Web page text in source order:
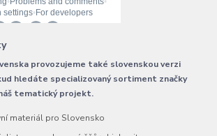
provozujeme také slovenskou verzi
hledáte specializovaný sortiment značky
tematický projekt.
materiál pro Slovensko